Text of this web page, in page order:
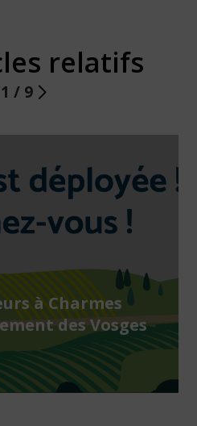
relatifs
1 / 9
à Charmes
des Vosges